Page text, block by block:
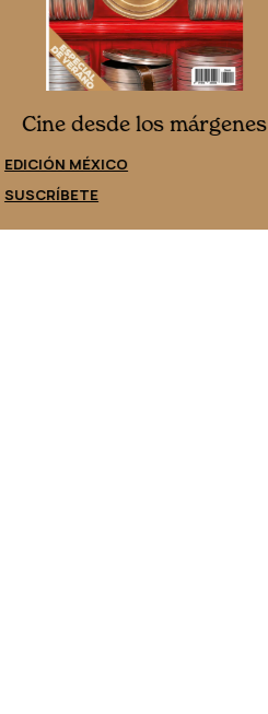
Cine desde los márgenes
EDICIÓN MÉXICO
SUSCRÍBETE